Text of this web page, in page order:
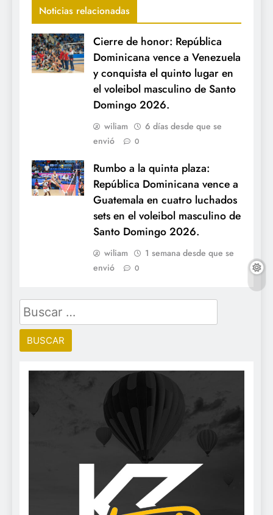
Noticias relacionadas
Cierre de honor: República
Dominicana vence a Venezuela
y conquista el quinto lugar en
el voleibol masculino de Santo
Domingo 2026.
wiliam
6 días desde que se
envió
0
Rumbo a la quinta plaza:
República Dominicana vence a
Guatemala en cuatro luchados
sets en el voleibol masculino de
Santo Domingo 2026.
wiliam
1 semana desde que se
envió
0
Buscar: